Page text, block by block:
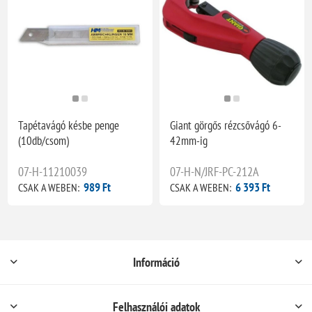
Tapétavágó késbe penge
(10db/csom)
07-H-11210039
CSAK A WEBEN: 989 Ft
Giant görgős rézcsővágó 6-
42mm-ig
07-H-N/JRF-PC-212A
CSAK A WEBEN: 6 393 Ft
Információ
Felhasználói adatok